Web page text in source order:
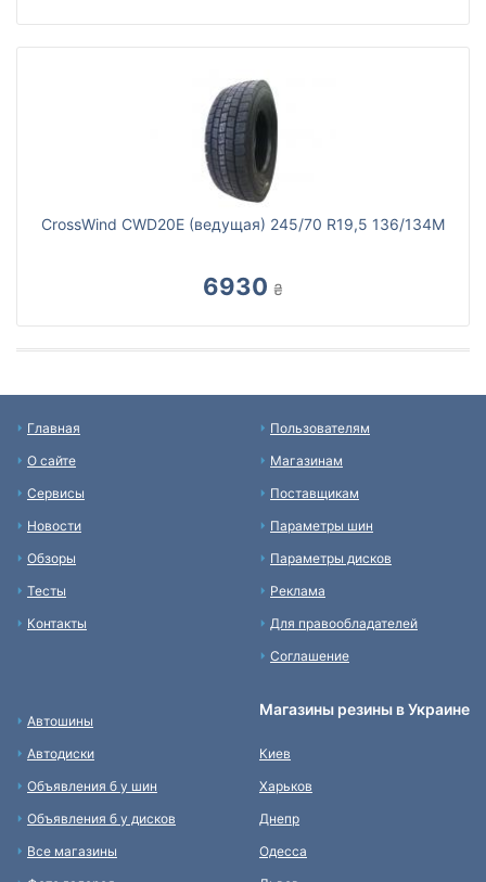
CrossWind CWD20E (ведущая) 245/70 R19,5 136/134M
6930 ₴
Главная
О сайте
Сервисы
Новости
Обзоры
Тесты
Контакты
Пользователям
Магазинам
Поставщикам
Параметры шин
Параметры дисков
Реклама
Для правообладателей
Соглашение
Автошины
Автодиски
Объявления б у шин
Объявления б у дисков
Все магазины
Магазины резины в Украине
Киев
Харьков
Днепр
Одесса